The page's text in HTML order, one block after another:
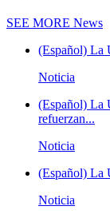
SEE MORE News
(Español) La
Noticia
(Español) La
refuerzan...
Noticia
(Español) La
Noticia